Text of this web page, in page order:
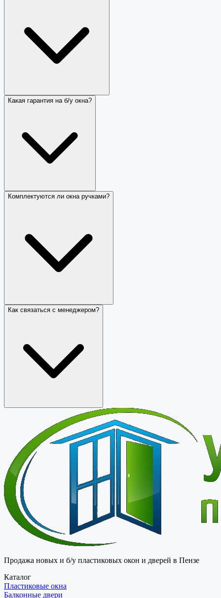
Какая гарантия на б/у окна?
Комплектуются ли окна ручками?
Как связаться с менеджером?
Продажа новых и б/у пластиковых окон и дверей в Пензе
Каталог
Пластиковые окна
Балконные двери